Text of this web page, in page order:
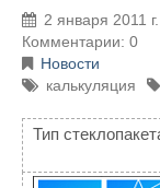
2 января 2011 г.
Комментарии: 0
Новости
калькуляция
Тип